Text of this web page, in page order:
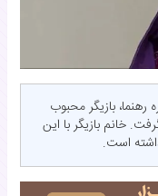
بازیگر محبوب
خانم بازیگر با این
است.